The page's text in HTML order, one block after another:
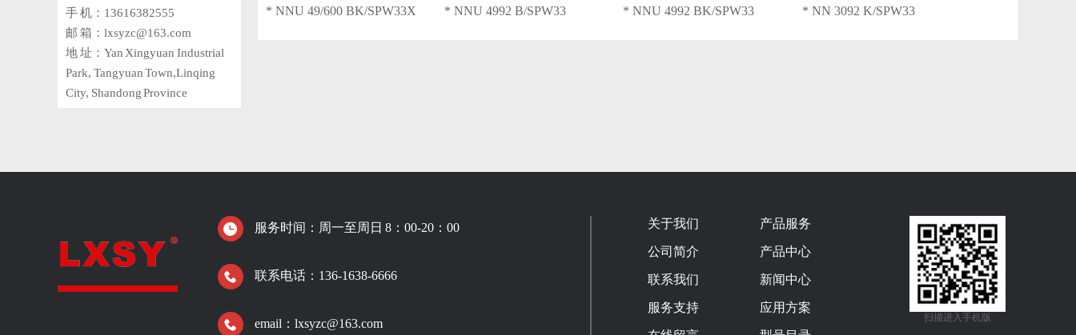
手 机：13616382555
邮 箱：lxsyzc@163.com
地 址：Yan Xingyuan Industrial
Park, Tangyuan Town,Linqing
City, Shandong Province
* NNU 49/600 BK/SPW33X
* NNU 4992 B/SPW33 * NNU 4992 BK/SPW33 * NN 3092 K/SPW33
服务时间：周一至周日 8：00-20：00
联系电话：136-1638-6666
email：lxsyzc@163.com
关于我们 产品服务
公司简介 产品中心
联系我们 新闻中心
服务支持 应用方案
扫描进入手机版